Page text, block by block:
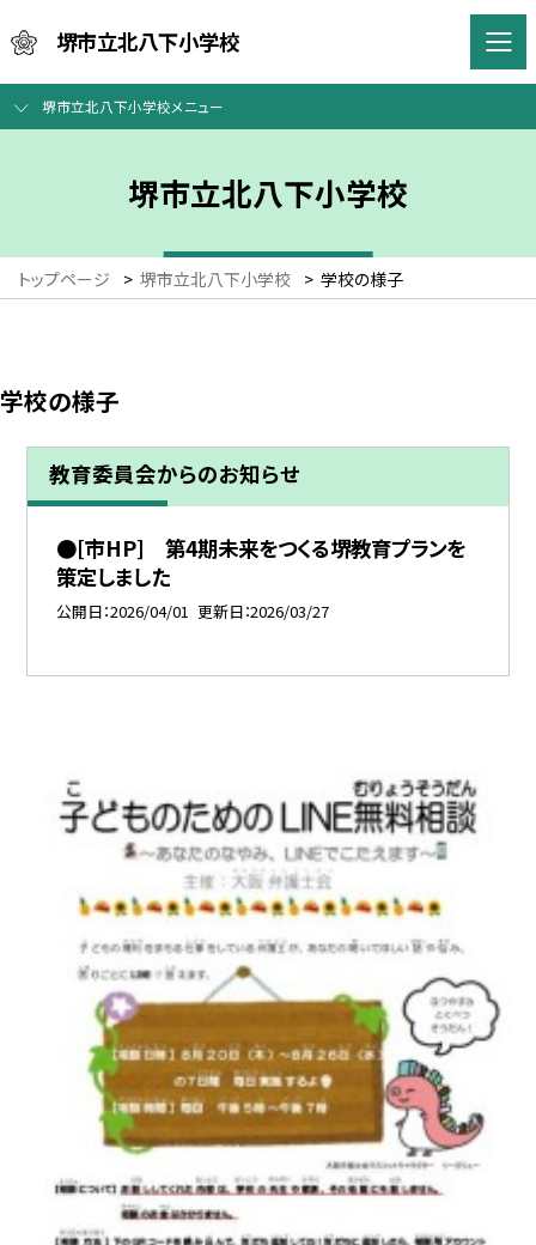
堺市立北八下小学校
堺市立北八下小学校メニュー
堺市立北八下小学校
トップページ > 堺市立北八下小学校 > 学校の様子
学校の様子
教育委員会からのお知らせ
●[市HP] 第4期未来をつくる堺教育プランを
策定しました
公開日 2026/04/01 更新日 2026/03/27